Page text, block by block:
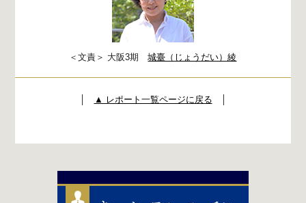
＜文責＞ 大阪3期城臺（じょうだい）綾
▲ レポート一覧ページに戻る